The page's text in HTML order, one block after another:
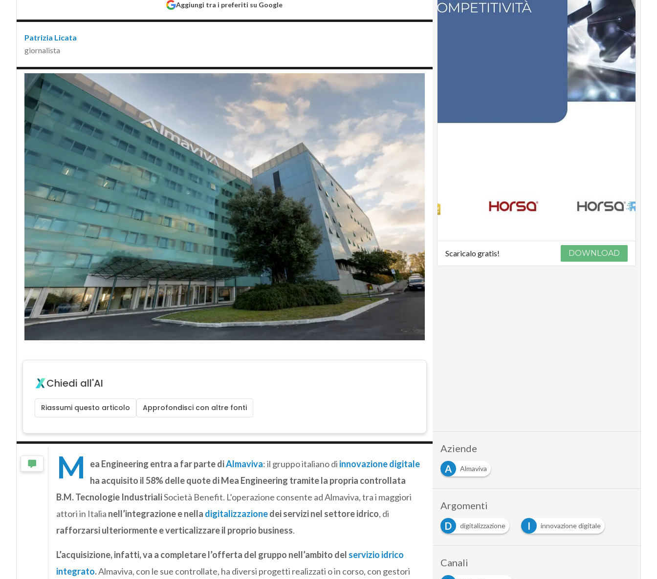
Aggiungi tra i preferiti su Google
Patrizia Licata
giornalista
Chiedi all'AI
Riassumi questo articolo Approfondisci con altre fonti
M ea Engineering entra a far parte diAlmaviva: il gruppo italiano di innovazione digitale
ha acquisito il 58% delle quote di Mea Engineering tramite la propria controllata
B.M. Tecnologie IndustrialiSocietà Benefit. L’operazione consente ad Almaviva, tra i maggiori
attori in Italia nell’integrazione e nella digitalizzazionedei servizi nel settore idrico, di
rafforzarsi ulteriormente e verticalizzare il proprio business.
L’acquisizione, infatti, va a completare l’offerta del gruppo nell’ambito del servizio idrico
integrato.Almaviva, con le sue controllate, ha diversi progetti realizzati o in corso, con gestori
Scaricalo gratis! DOWNLOAD
Aziende
A
Almaviva
Argomenti
D
digitalizzazione I innovazione digitale
Canali